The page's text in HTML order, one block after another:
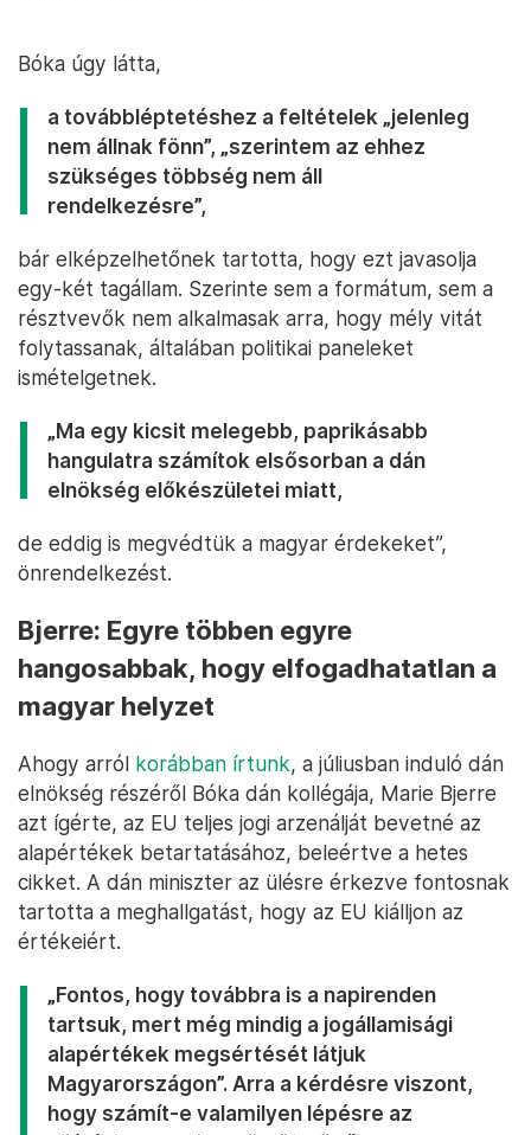
Bóka úgy látta,
a továbbléptetéshez a feltételek „jelenleg
nem állnak fönn”, „szerintem az ehhez
szükséges többség nem áll
rendelkezésre”,
bár elképzelhetőnek tartotta, hogy ezt javasolja
egy-két tagállam. Szerinte sem a formátum, sem a
résztvevők nem alkalmasak arra, hogy mély vitát
folytassanak, általában politikai paneleket
ismételgetnek.
„Ma egy kicsit melegebb, paprikásabb
hangulatra számítok elsősorban a dán
elnökség előkészületei miatt,
de eddig is megvédtük a magyar érdekeket”,
önrendelkezést.
Bjerre: Egyre többen egyre
hangosabbak, hogy elfogadhatatlan a
magyar helyzet
Ahogy arról korábban írtunk, a júliusban induló dán
elnökség részéről Bóka dán kollégája, Marie Bjerre
azt ígérte, az EU teljes jogi arzenálját bevetné az
alapértékek betartatásához, beleértve a hetes
cikket. A dán miniszter az ülésre érkezve fontosnak
tartotta a meghallgatást, hogy az EU kiálljon az
értékeiért.
„Fontos, hogy továbbra is a napirenden
tartsuk, mert még mindig a jogállamisági
alapértékek megsértését látjuk
Magyarországon”. Arra a kérdésre viszont,
hogy számít-e valamilyen lépésre az